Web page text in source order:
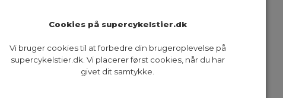
Cookies på supercykelstier.dk
Vi bruger cookies til at forbedre din brugeroplevelse på
supercykelstier.dk. Vi placerer først cookies, når du har
givet dit samtykke.